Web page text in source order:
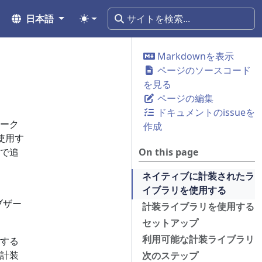
日本語
Markdownを表示
ページのソースコード
を見る
ページの編集
ドキュメントのissueを
作成
On this page
ネイティブに計装されたラ
イブラリを使用する
計装ライブラリを使用する
セットアップ
利用可能な計装ライブラリ
次のステップ
ク
用す
追
ー
る
装